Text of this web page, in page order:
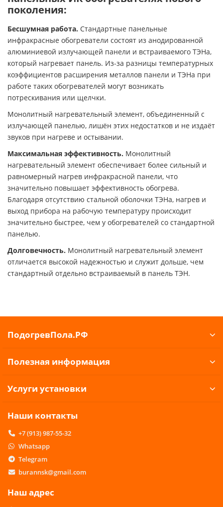
поколения:
Бесшумная работа. Стандартные панельные
инфракрасные обогреватели состоят из анодированной
алюминиевой излучающей панели и встраиваемого ТЭНа,
который нагревает панель. Из-за разницы температурных
коэффициентов расширения металлов панели и ТЭНа при
работе таких обогревателей могут возникать
потрескивания или щелчки.
Монолитный нагревательный элемент, объединенный с
излучающей панелью, лишён этих недостатков и не издаёт
звуков при нагреве и остывании.
Максимальная эффективность. Монолитный
нагревательный элемент обеспечивает более сильный и
равномерный нагрев инфракрасной панели, что
значительно повышает эффективность обогрева.
Благодаря отсутствию стальной оболочки ТЭНа, нагрев и
выход прибора на рабочую температуру происходит
значительно быстрее, чем у обогревателей со стандартной
панелью.
Долговечность. Монолитный нагревательный элемент
отличается высокой надежностью и служит дольше, чем
стандартный отдельно встраиваемый в панель ТЭН.
ПодогревПола.РФ
Полезная информация
Услуги установки
Наши контакты
+7 (913) 987-55-32
Whatsapp
Telegram
burannsk@gmail.com
Наш адрес